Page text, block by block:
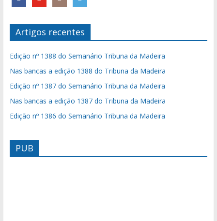
Artigos recentes
Edição nº 1388 do Semanário Tribuna da Madeira
Nas bancas a edição 1388 do Tribuna da Madeira
Edição nº 1387 do Semanário Tribuna da Madeira
Nas bancas a edição 1387 do Tribuna da Madeira
Edição nº 1386 do Semanário Tribuna da Madeira
PUB